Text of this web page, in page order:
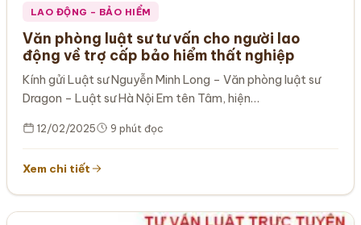
LAO ĐỘNG – BẢO HIỂM
Văn phòng luật sư tư vấn cho người lao
động về trợ cấp bảo hiểm thất nghiệp
Kính gửi Luật sư Nguyễn Minh Long – Văn phòng luật sư
Dragon – Luật sư Hà Nội Em tên Tâm, hiện…
12/02/2025 9 phút đọc
Xem chi tiết